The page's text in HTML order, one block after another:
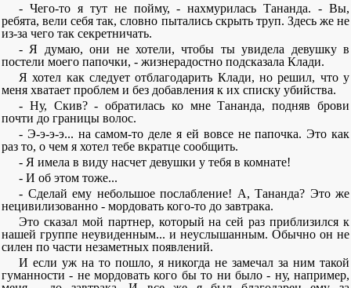
- Чего-то я тут не пойму, - нахмурилась Тананда. - Вы,
ребята, вели себя так, словно пытались скрыть труп. Здесь же не
из-за чего так секретничать.
- Я думаю, они не хотели, чтобы ты увидела девушку в
постели моего папочки, - жизнерадостно подсказала Клади.
Я хотел как следует отблагодарить Клади, но решил, что у
меня хватает проблем и без добавления к их списку убийства.
- Ну, Скив? - обратилась ко мне Тананда, подняв брови
почти до границы волос.
- Э-э-э-э... на самом-то деле я ей вовсе не папочка. Это как
раз то, о чем я хотел тебе вкратце сообщить.
- Я имела в виду насчет девушки у тебя в комнате!
- И об этом тоже...
- Сделай ему небольшое послабление! А, Тананда? Это же
нецивилизованно - мордовать кого-то до завтрака.
Это сказал мой партнер, который на сей раз приблизился к
нашей группе неувиденным... и неуслышанным. Обычно он не
силен по части незаметных появлений.
И если уж на то пошло, я никогда не замечал за ним такой
гуманности - не мордовать кого бы то ни было - ну, например,